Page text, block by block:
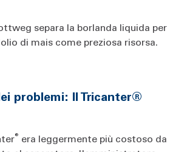
separa la borlanda liquida per
di mais come preziosa risorsa.
problemi: Il Tricanter®
® era leggermente più costoso da